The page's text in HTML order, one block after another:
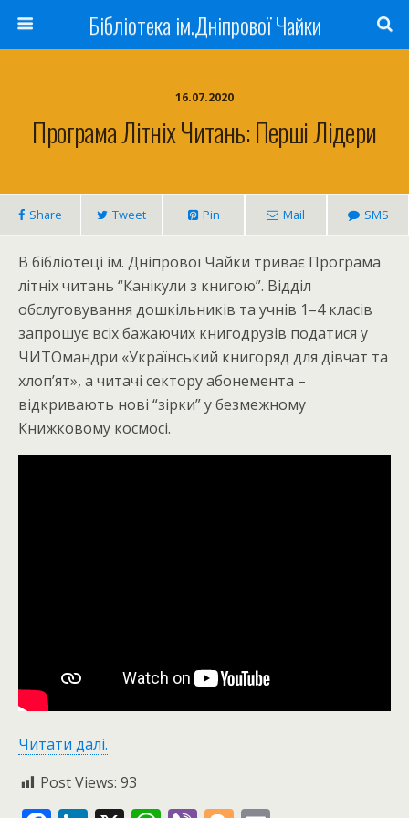
Бібліотека ім.Дніпрової Чайки
16.07.2020
Програма Літніх Читань: Перші Лідери
Share Tweet Pin Mail SMS
В бібліотеці ім. Дніпрової Чайки триває Програма
літніх читань “Канікули з книгою”. Відділ
обслуговування дошкільників та учнів 1–4 класів
запрошує всіх бажаючих книгодрузів податися у
ЧИТОмандри «Український книгоряд для дівчат та
хлоп’ят», а читачі сектору абонемента –
відкривають нові “зірки” у безмежному
Книжковому космосі.
Читати далі.
Post Views: 93